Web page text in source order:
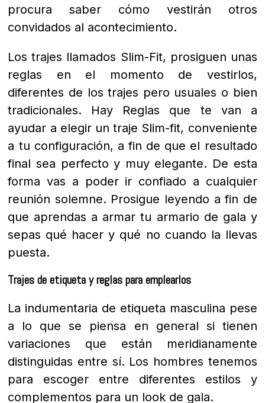
procura saber cómo vestirán otros
convidados al acontecimiento.
Los trajes llamados Slim-Fit, prosiguen unas
reglas en el momento de vestirlos,
diferentes de los trajes pero usuales o bien
tradicionales. Hay Reglas que te van a
ayudar a elegir un traje Slim-fit, conveniente
a tu configuración, a fin de que el resultado
final sea perfecto y muy elegante. De esta
forma vas a poder ir confiado a cualquier
reunión solemne. Prosigue leyendo a fin de
que aprendas a armar tu armario de gala y
sepas qué hacer y qué no cuando la llevas
puesta.
Trajes de etiqueta y reglas para emplearlos
La indumentaria de etiqueta masculina pese
a lo que se piensa en general si tienen
variaciones que están meridianamente
distinguidas entre sí. Los hombres tenemos
para escoger entre diferentes estilos y
complementos para un look de gala.